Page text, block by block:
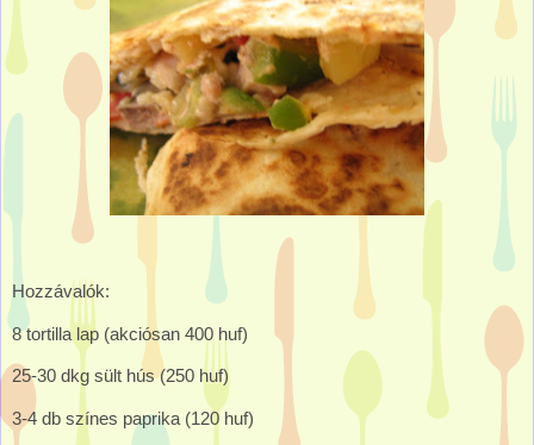
Hozzávalók:
8 tortilla lap (akciósan 400 huf)
25-30 dkg sült hús (250 huf)
3-4 db színes paprika (120 huf)